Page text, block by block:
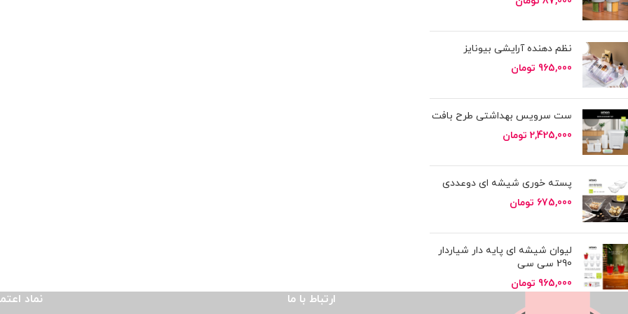
نظم دهنده آرایشی بیونایز
965,000 تومان
ست سرویس بهداشتی طرح بافت
2,425,000 تومان
پسته خوری شیشه ای دوعددی
675,000 تومان
لیوان شیشه ای پایه دار شیاردار
290 سی سی
965,000 تومان
ارتباط با ما نماد